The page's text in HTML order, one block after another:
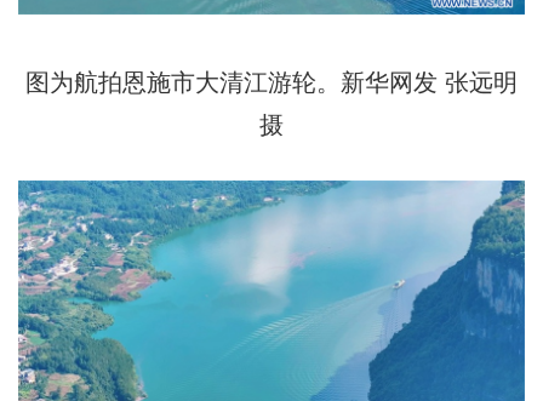
图为航拍恩施市大清江游轮。新华网发 张远明
摄